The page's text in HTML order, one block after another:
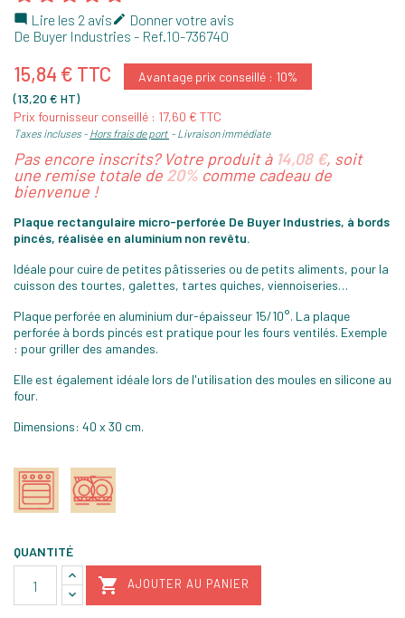
 Lire les 2 avis Donner votre avis
De Buyer Industries - Ref.10-736740
15,84 € TTC
Avantage prix conseillé : 10%
(13,20 € HT)
Prix fournisseur conseillé : 17,60 € TTC
Taxes incluses Hors frais de port Livraison immédiate
Pas encore inscrits? Votre produit à 14,08 €, soit
une remise totale de 20% comme cadeau de
bienvenue !
Plaque rectangulaire micro-perforée De Buyer Industries, à bords
pincés, réalisée en aluminium non revêtu.
Idéale pour cuire de petites pâtisseries ou de petits aliments, pour la
cuisson des tourtes, galettes, tartes quiches, viennoiseries…
Plaque perforée en aluminium dur-épaisseur 15/10°. La plaque
perforée à bords pincés est pratique pour les fours ventilés. Exemple
: pour griller des amandes.
Elle est également idéale lors de l'utilisation des moules en silicone au
four.
Dimensions: 40 x 30 cm.
QUANTITÉ
 AJOUTER AU PANIER